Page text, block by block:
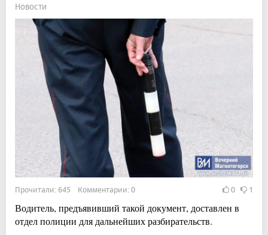
Новости
Прочитали: 645 Комментарии: 0 0 1
Водитель, предъявивший такой документ, доставлен в
отдел полиции для дальнейших разбирательств.